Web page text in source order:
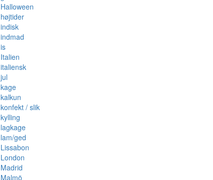
Halloween
højtider
indisk
indmad
is
Italien
italiensk
jul
kage
kalkun
konfekt / slik
kylling
lagkage
lam/ged
Lissabon
London
Madrid
Malmö